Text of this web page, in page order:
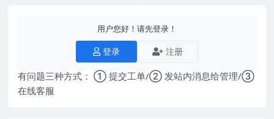
用户您好！请先登录！
登录 注册
有问题三种方式： ① 提交工单/② 发站内消息给管理/③
在线客服